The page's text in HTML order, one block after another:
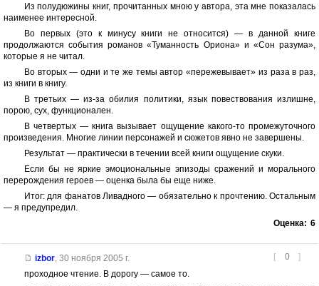
Из полудюжины книг, прочитанных мною у автора, эта мне показалась
наименее интересной.
Во первых (это к минусу книги не относится) — в данной книге
продолжаются события романов «Туманность Ориона» и «Сон разума»,
которые я не читал.
Во вторых — одни и те же темы автор «пережевывает» из раза в раз,
из книги в книгу.
В третьих — из-за обилия политики, язык повествования излишне,
порою, сух, функционален.
В четвертых — книга вызывает ощущение какого-то промежуточного
произведения. Многие линии персонажей и сюжетов явно не завершены.
Результат — практически в течении всей книги ощущение скуки.
Если бы не яркие эмоциональные эпизоды сражений и морального
перерождения героев — оценка была бы еще ниже.
Итог: для фанатов Ливадного — обязательно к прочтению. Остальным
— я предупредил.
Оценка: 6
[ 0 ]
izbor, 30 ноября 2005 г.
проходное чтение. В дорогу — самое то.